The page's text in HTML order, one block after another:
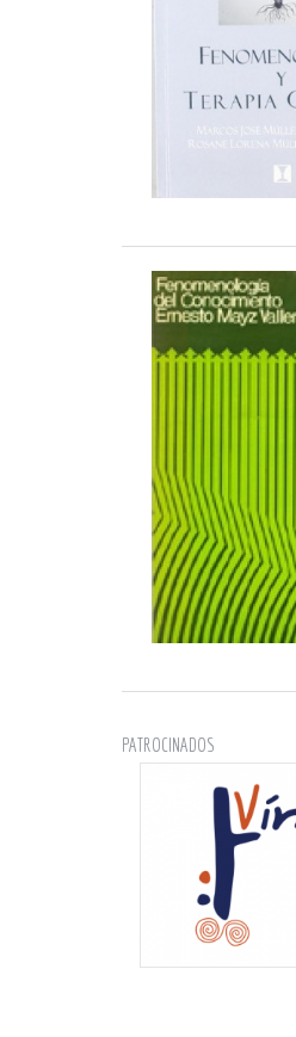
PATROCINADOS